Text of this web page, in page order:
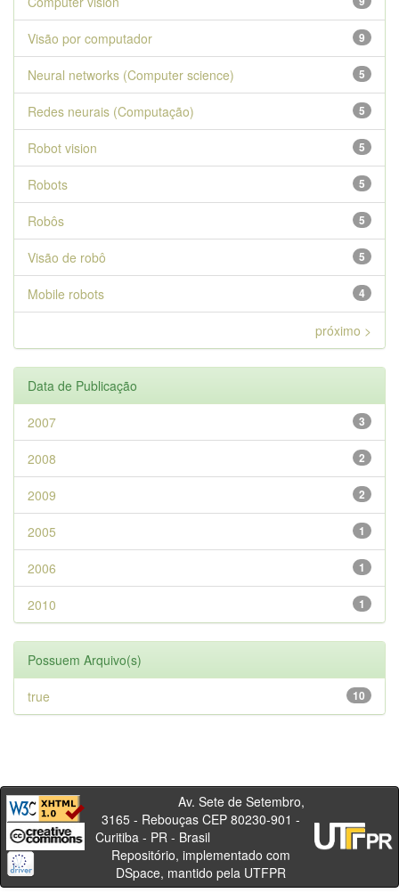
9
Visão por computador
5
Neural networks (Computer science)
5
Redes neurais (Computação)
5
Robot vision
5
Robots
5
Robôs
5
Visão de robô
4
Mobile robots
próximo >
Data de Publicação
3
2007
2
2008
2
2009
1
2005
1
2006
1
2010
Possuem Arquivo(s)
10
true
Av. Sete de Setembro,
3165 - Rebouças CEP 80230-901 -
Curitiba - PR - Brasil
Repositório, implementado com
DSpace, mantido pela UTFPR